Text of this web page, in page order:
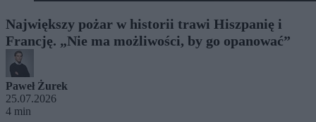
Największy pożar w historii trawi Hiszpanię i
Francję. „Nie ma możliwości, by go opanować”
Paweł Żurek
25.07.2026
4 min